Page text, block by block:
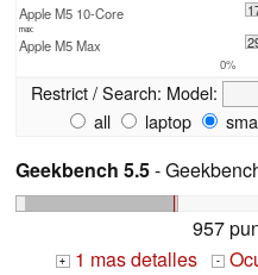
Apple M5 10-Core
max:
Apple M5 Max
0%
Restrict / Search: Model:
all
laptop
Geekbench 5.5-
957
+ 1 mas detalles -